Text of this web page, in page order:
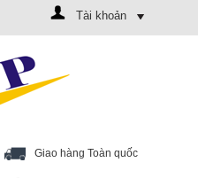
Tài khoản
Giao hàng Toàn quốc